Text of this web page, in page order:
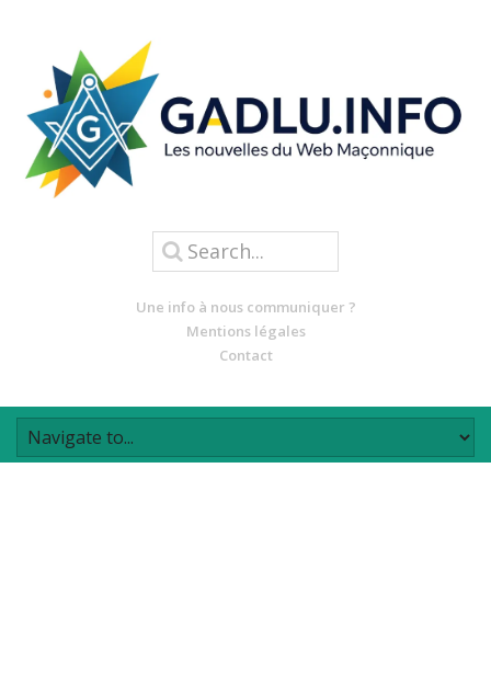
Une info à nous communiquer ?
Mentions légales
Contact